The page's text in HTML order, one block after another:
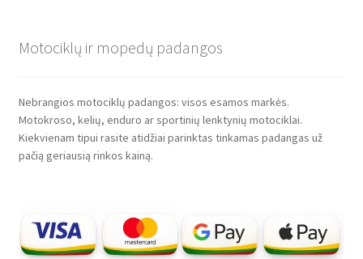
Motociklų ir mopedų padangos
Nebrangios motociklų padangos: visos esamos markės.
Motokroso, kelių, enduro ar sportinių lenktynių motociklai.
Kiekvienam tipui rasite atidžiai parinktas tinkamas padangas už
pačią geriausią rinkos kainą.